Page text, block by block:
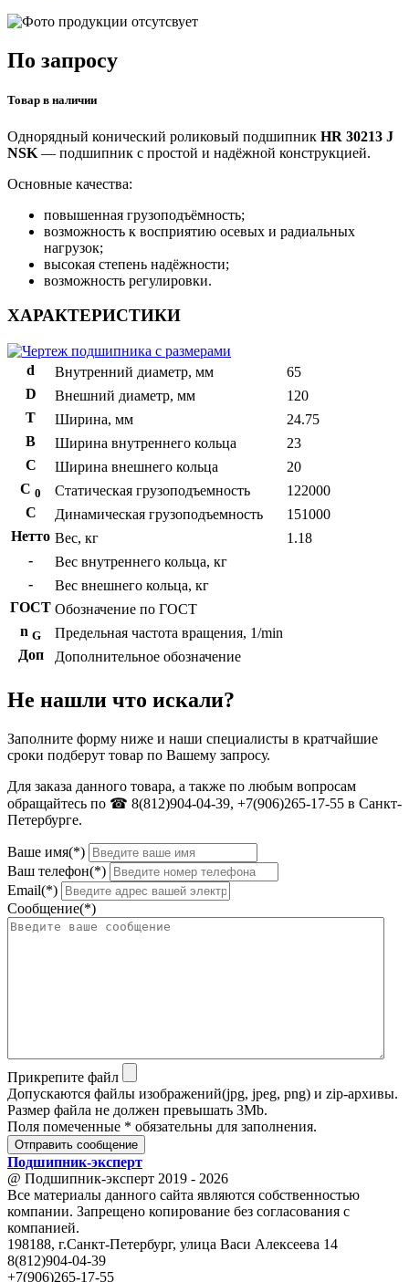
По запросу
Товар в наличии
Однорядный конический роликовый подшипник HR 30213 J
NSK — подшипник с простой и надёжной конструкцией.
Основные качества:
повышенная грузоподъёмность;
возможность к восприятию осевых и радиальных
нагрузок;
высокая степень надёжности;
возможность регулировки.
ХАРАКТЕРИСТИКИ
d Внутренний диаметр, мм
65
D
Внешний диаметр, мм
120
T
Ширина, мм
24.75
B
Ширина внутреннего кольца
23
С
Ширина внешнего кольца
20
С 0 Статическая грузоподъемность
122000
C
Динамическая грузоподъемность
151000
Нетто Вес, кг
1.18
-
Вес внутреннего кольца, кг
-
Вес внешнего кольца, кг
ГОСТ Обозначение по ГОСТ
n G
Предельная частота вращения, 1/min
Доп
Дополнительное обозначение
Не нашли что искали?
Заполните форму ниже и наши специалисты в кратчайшие
сроки подберут товар по Вашему запросу.
Для заказа данного товара, а также по любым вопросам
обращайтесь по ☎ 8(812)904-04-39, +7(906)265-17-55 в Санкт-
Петербурге.
Ваше имя(*)
Ваш телефон(*)
Email(*)
Сообщение(*)
Прикрепите файл
Допускаются файлы изображений(jpg, jpeg, png) и zip-архивы.
Размер файла не должен превышать 3Mb.
Поля помеченные * обязательны для заполнения.
Отправить сообщение
Подшипник-эксперт
@ Подшипник-эксперт 2019 - 2026
Все материалы данного сайта являются собственностью
компании. Запрещено копирование без согласования с
компанией.
198188, г.Санкт-Петербург, улица Васи Алексеева 14
8(812)904-04-39
+7(906)265-17-55